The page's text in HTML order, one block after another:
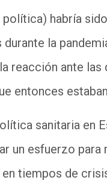
habría
la
reacción ante
entonces
sanitaria en
un esfuerzo para
tiempos de